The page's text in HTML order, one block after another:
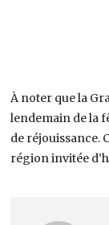
À noter que la
lendemain de la
de réjouissance.
région invitée